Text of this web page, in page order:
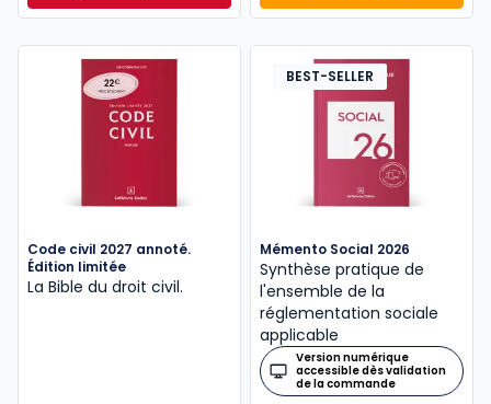
Code civil 2027 annoté.
Édition limitée
La Bible du droit civil.
BEST-SELLER
Mémento Social 2026
Synthèse pratique de
l'ensemble de la
réglementation sociale
applicable
Version numérique
accessible dès validation
de la commande